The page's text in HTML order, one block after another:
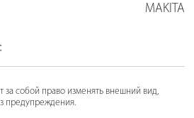
MAKITA
за собой право изменять внешний вид,
предупреждения.